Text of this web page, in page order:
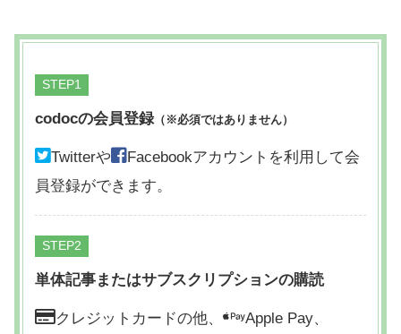
STEP
codocの会員登録（※必須ではありません）
Twitterや
Facebookアカウントを利用して会
員登録ができます。
STEP
単体記事またはサブスクリプションの購読
クレジットカードの他、
Apple Pay、